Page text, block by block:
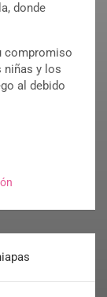
donde
compromiso
niñas y los
al debido